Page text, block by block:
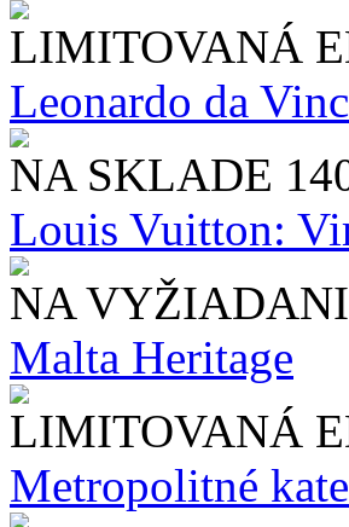
LIMITOVANÁ
Leonardo da
NA SKLADE
Louis Vuitton:
NA
Malta Heritage
LIMITOVANÁ
Metropolitné